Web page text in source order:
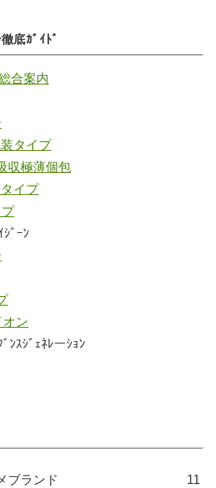
底ｶﾞｲﾄﾞ
合案内
タイプ
収極薄個包
イプ
ｼﾞｰﾝ
オン
ﾝｽｼﾞｪﾈﾚーｼｮﾝ
ブランド 11